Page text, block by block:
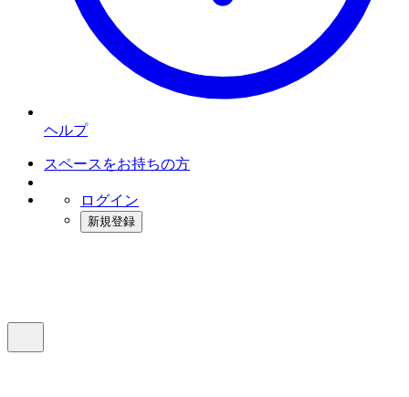
ヘルプ
スペースをお持ちの方
ログイン
新規登録